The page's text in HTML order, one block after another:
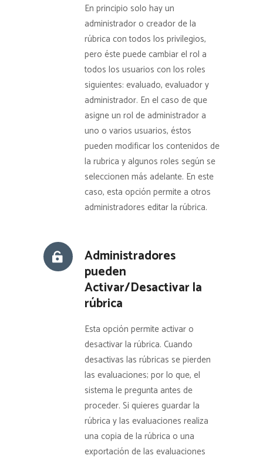
En principio solo hay un
administrador o creador de la
rúbrica con todos los privilegios,
pero éste puede cambiar el rol a
todos los usuarios con los roles
siguientes: evaluado, evaluador y
administrador. En el caso de que
asigne un rol de administrador a
uno o varios usuarios, éstos
pueden modificar los contenidos de
la rubrica y algunos roles según se
seleccionen más adelante. En este
caso, esta opción permite a otros
administradores editar la rúbrica.
Administradores
pueden
Activar/Desactivar la
rúbrica
Esta opción permite activar o
desactivar la rúbrica. Cuando
desactivas las rúbricas se pierden
las evaluaciones; por lo que, el
sistema le pregunta antes de
proceder. Si quieres guardar la
rúbrica y las evaluaciones realiza
una copia de la rúbrica o una
exportación de las evaluaciones